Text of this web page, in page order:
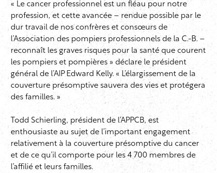
« Le cancer professionnel est un fléau pour notre
profession, et cette avancée – rendue possible par le
dur travail de nos confrères et consœurs de
l’Association des pompiers professionnels de la C.-B. –
reconnaît les graves risques pour la santé que courent
les pompiers et pompières » déclare le président
général de l’AIP Edward Kelly. « L’élargissement de la
couverture présomptive sauvera des vies et protégera
des familles. »
Todd Schierling, président de l’APPCB, est
enthousiaste au sujet de l’important engagement
relativement à la couverture présomptive du cancer
et de ce qu’il comporte pour les 4 700 membres de
l’affilié et leurs familles.